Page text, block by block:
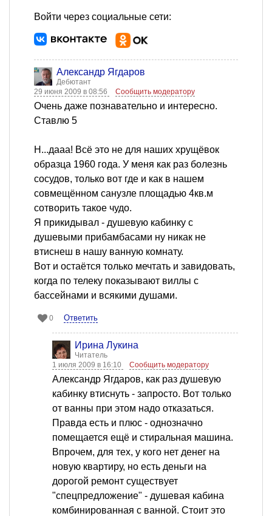
Войти через социальные сети:
Александр Ягдаров
Дебютант
29 июня 2009 в 08:56
Сообщить модератору
Очень даже познавательно и интересно.
Ставлю 5
Н...дааа! Всё это не для наших хрущёвок
образца 1960 года. У меня как раз болезнь
сосудов, только вот где и как в нашем
совмещённом санузле площадью 4кв.м
сотворить такое чудо.
Я прикидывал - душевую кабинку с
душевыми прибамбасами ну никак не
втиснеш в нашу ванную комнату.
Вот и остаётся только мечтать и завидовать,
когда по телеку показывают виллы с
бассейнами и всякими душами.
0 Ответить
Ирина Лукина
Читатель
1 июля 2009 в 16:10
Сообщить модератору
Александр Ягдаров, как раз душевую
кабинку втиснуть - запросто. Вот только
от ванны при этом надо отказаться.
Правда есть и плюс - однозначно
помещается ещё и стиральная машина.
Впрочем, для тех, у кого нет денег на
новую квартиру, но есть деньги на
дорогой ремонт существует
"спецпредложение" - душевая кабина
комбинированная с ванной. Стоит это